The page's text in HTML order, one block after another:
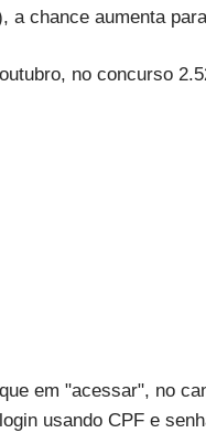
a chance aumenta
no concurso
em "acessar", no
usando CPF e